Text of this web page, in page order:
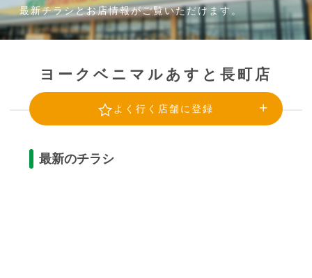
最新チラシとお店情報がご覧いただけます。
ヨークベニマルあすと長町店
よく行く店舗に登録
最新のチラシ